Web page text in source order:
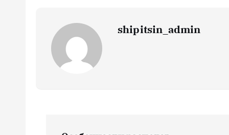
shipitsin_admin
Н